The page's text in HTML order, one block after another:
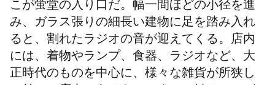
こが蛍堂の入り口だ。幅一間ほどの小径を進
み、ガラス張りの細長い建物に足を踏み入れ
ると、割れたラジオの音が迎えてくる。店内
には、着物やランプ、食器、ラジオなど、大
正時代のものを中心に、様々な雑貨が所狭し